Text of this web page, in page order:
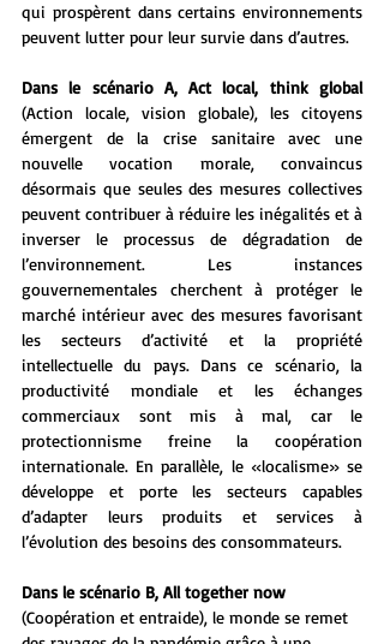
qui prospèrent dans certains environnements
peuvent lutter pour leur survie dans d’autres.
(Action locale, vision globale), les citoyens
émergent de la crise sanitaire avec une
nouvelle vocation morale, convaincus
désormais que seules des mesures collectives
peuvent contribuer à réduire les inégalités et à
inverser le processus de dégradation de
l’environnement. Les instances
gouvernementales cherchent à protéger le
marché intérieur avec des mesures favorisant
les secteurs d’activité et la propriété
intellectuelle du pays. Dans ce scénario, la
productivité mondiale et les échanges
commerciaux sont mis à mal, car le
protectionnisme freine la coopération
internationale. En parallèle, le «localisme» se
développe et porte les secteurs capables
d’adapter leurs produits et services à
l’évolution des besoins des consommateurs.
Dans le scénario B, All together now
(Coopération et entraide), le monde se remet